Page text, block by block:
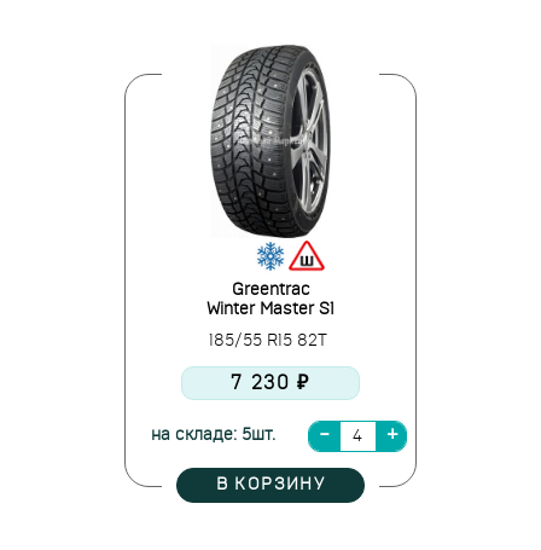
Greentrac
Winter Master S1
185/55 R15 82T
7 230 ₽
на складе: 5шт.
В КОРЗИНУ